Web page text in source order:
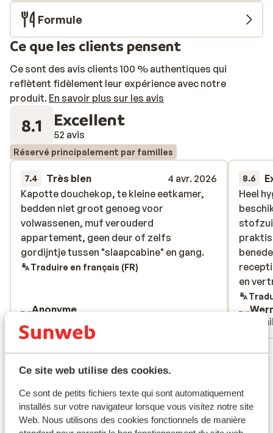
Ce site web utilise des cookies.
Ce sont de petits fichiers texte qui sont automatiquement
installés sur votre navigateur lorsque vous visitez notre site
Web. Nous utilisons des cookies fonctionnels de manière
Formule
Ce que les clients pensent
Ce sont des avis clients 100 % authentiques qui
reflètent fidèlement leur expérience avec notre
produit. En savoir plus sur les avis
8.1 Excellent
52 avis
Réservé principalement par familles
7.4 Très bien
4 avr. 2026
Kapotte douchekop, te kleine eetkamer,
bedden niet groot genoeg voor
volwassenen, muf verouderd
appartement, geen deur of zelfs
gordijntje tussen "slaapcabine" en gang.
Kapotte douchekop, te kleine eetkamer,
bedden niet groot genoeg voor
volwassenen, muf verouderd
appartement, geen deur of zelfs
gordijntje tussen "slaapcabine" en gang.
Traduire en français (FR)
Anonyme
8.6
Heel
en
Heel
en
Voir tous les 52 avis
Emplacement